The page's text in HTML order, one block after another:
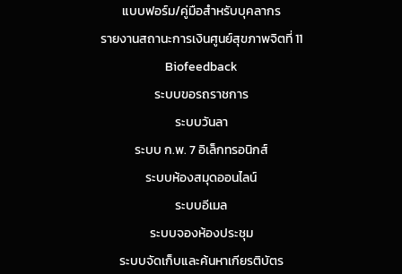
แบบฟอร์ม/คู่มือสำหรับบุคลากร
รายงานสถานะการเงินศูนย์สุขภาพจิตที่ 11
Biofeedback
ระบบขอรถราชการ
ระบบวันลา
ระบบ ก.พ. 7 อิเล็กทรอนิกส์
ระบบห้องสมุดออนไลน์
ระบบอีเมล
ระบบจองห้องประชุม
ระบบจัดเก็บและค้นหาเกียรติบัตร